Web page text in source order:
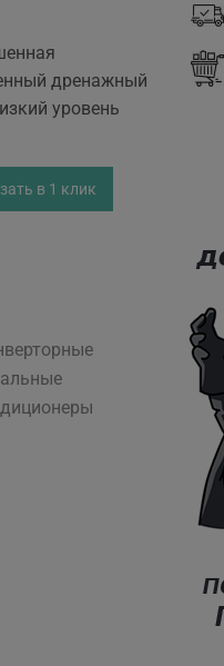
грн.
дренажный
уровень
в 1 клик